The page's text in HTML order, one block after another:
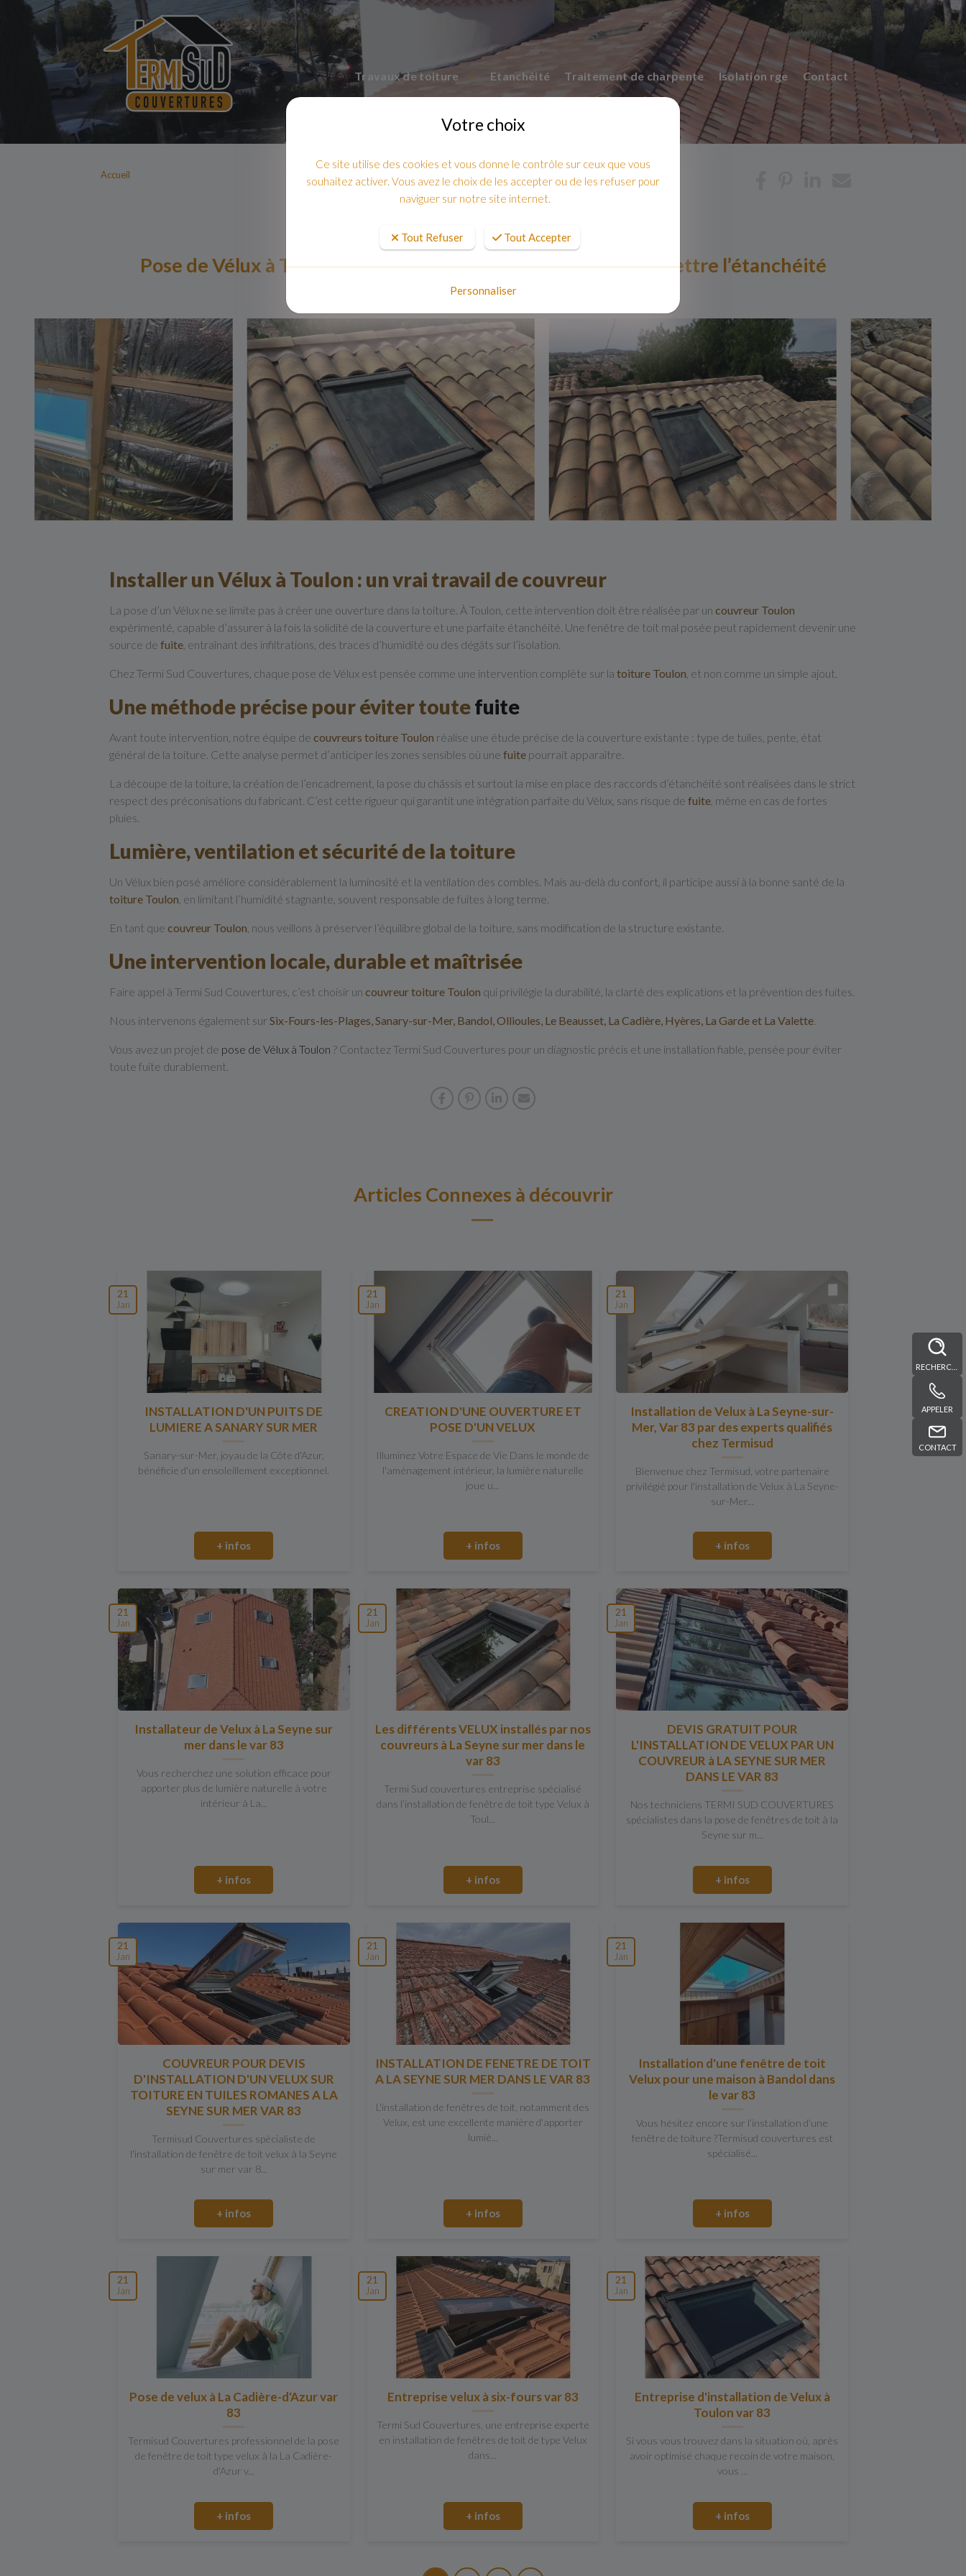
Travaux de toiture Etanchéité Traitement de charpente Isolation rge Contact
APPELER
CONTACT
Accueil
Pose de Vélux à Toulon : apporter de la lumière sans compromettre l’étanchéité
Installer un Vélux à Toulon : un vrai travail de couvreur
La pose d’un Vélux ne se limite pas à créer une ouverture dans la toiture. À Toulon, cette intervention doit être réalisée par un couvreur Toulon
expérimenté, capable d’assurer à la fois la solidité de la couverture et une parfaite étanchéité. Une fenêtre de toit mal posée peut rapidement devenir une
source de fuite , entraînant des infiltrations, des traces d’humidité ou des dégâts sur l’isolation.
Chez Termi Sud Couvertures, chaque pose de Vélux est pensée comme une intervention complète sur la toiture Toulon , et non comme un simple ajout.
Une méthode précise pour éviter toutefuite
Avant toute intervention, notre équipe de couvreurs toiture Toulon réalise une étude précise de la couverture existante : type de tuiles, pente, état
général de la toiture. Cette analyse permet d’anticiper les zones sensibles où une fuite pourrait apparaître.
La découpe de la toiture, la création de l’encadrement, la pose du châssis et surtout la mise en place des raccords d’étanchéité sont réalisées dans le strict
respect des préconisations du fabricant. C’est cette rigueur qui garantit une intégration parfaite du Vélux, sans risque de fuite , même en cas de fortes
pluies.
Lumière, ventilation et sécurité de la toiture
Un Vélux bien posé améliore considérablement la luminosité et la ventilation des combles. Mais au-delà du confort, il participe aussi à la bonne santé de la
toiture Toulon , en limitant l’humidité stagnante, souvent responsable de fuites à long terme.
En tant que couvreur Toulon , nous veillons à préserver l’équilibre global de la toiture, sans modification de la structure existante.
Une intervention locale, durable et maîtrisée
Faire appel à Termi Sud Couvertures, c’est choisir un couvreur toiture Toulon qui privilégie la durabilité, la clarté des explications et la prévention des fuites.
Nous intervenons également surSix-Fours-les-Plages, Sanary-sur-Mer, Bandol, Ollioules, Le Beausset, La Cadière, Hyères, La Garde et La Valette
Vous avez un projet de pose de Vélux à Toulon ? Contactez Termi Sud Couvertures pour un diagnostic précis et une installation fiable, pensée pour éviter
toute fuite durablement.
Articles Connexes à découvrir
21
Jan
INSTALLATION D'UN PUITS DE
LUMIERE A SANARY SUR MER
Sanary-sur-Mer, joyau de la Côte d'Azur,
bénéficie d'un ensoleillement exceptionnel.
+ infos
21
Jan
CREATION D'UNE OUVERTURE ET
POSE D'UN VELUX
Illuminez Votre Espace de Vie Dans le monde de
l'aménagement intérieur, la lumière naturelle
joue u...
+ infos
21
Jan
Installation de Velux à La Seyne-sur-
Mer, Var 83 par des experts qualifiés
chez Termisud
Bienvenue chez Termisud, votre partenaire
privilégié pour l'installation de Velux à La Seyne-
sur-Mer...
+ infos
21
Jan
Installateur de Velux à La Seyne sur
mer dans le var 83
Vous recherchez une solution efficace pour
apporter plus de lumière naturelle à votre
intérieur à La...
+ infos
21
Jan
Les différents VELUX installés par nos
couvreurs à La Seyne sur mer dans le
var 83
Termi Sud couvertures entreprise spécialisé
dans l’installation de fenêtre de toit type Velux à
Toul...
+ infos
21
Jan
DEVIS GRATUIT POUR
L'INSTALLATION DE VELUX PAR UN
COUVREUR à LA SEYNE SUR MER
DANS LE VAR 83
Nos techniciens TERMI SUD COUVERTURES
spécialistes dans la pose de fenêtres de toit à la
Seyne sur m...
+ infos
21
Jan
COUVREUR POUR DEVIS
D'INSTALLATION D'UN VELUX SUR
TOITURE EN TUILES ROMANES A LA
SEYNE SUR MER VAR 83
Termisud Couvertures spécialiste de
l'installation de fenêtre de toit velux à la Seyne
sur mer var 8...
+ infos
21
Jan
INSTALLATION DE FENETRE DE TOIT
A LA SEYNE SUR MER DANS LE VAR 83
L'installation de fenêtres de toit, notamment des
Velux, est une excellente manière d'apporter
lumiè...
+ infos
21
Jan
Installation d'une fenêtre de toit
Velux pour une maison à Bandol dans
le var 83
Vous hésitez encore sur l’installation d’une
fenêtre de toiture ?Termisud couvertures est
spécialisé...
+ infos
21
Jan
Pose de velux à La Cadière-d'Azur var
83
Termisud Couvertures professionnel de la pose
de fenêtre de toit type velux à la La Cadière-
d'Azur v...
+ infos
21
Jan
Entreprise velux à six-fours var 83
Termi Sud Couvertures, une entreprise experte
en installation de fenêtres de toit de type Velux
dans...
+ infos
21
Jan
Entreprise d'installation de Velux à
Toulon var 83
Si vous vous trouvez dans la situation où, après
avoir optimisé chaque recoin de votre maison,
vous ...
+ infos
Votre choix
Ce site utilise des cookies et vous donne le contrôle sur ceux que vous
souhaitez activer. Vous avez le choix de les accepter ou de les refuser pour
naviguer sur notre site internet.
Tout Refuser Tout Accepter
Personnaliser